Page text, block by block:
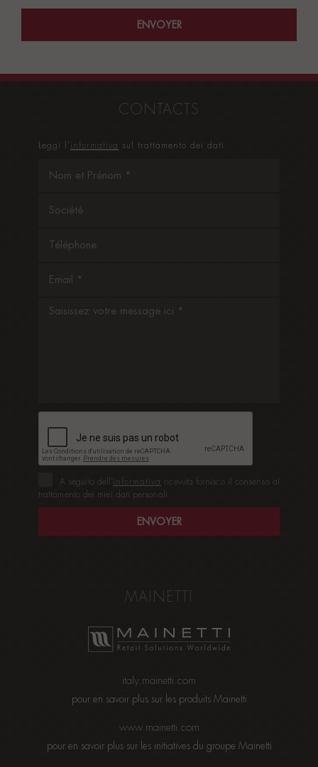
CONTACTS
Leggi l' informativa sul trattamento dei dati
A seguito dell’ informativa ricevuta fornisco il consenso al
trattamento dei miei dati personali
MAINETTI
italy.mainetti.com
pour en savoir plus sur les produits Mainetti
www.mainetti.com
pour en savoir plus sur les initiatives du groupe Mainetti